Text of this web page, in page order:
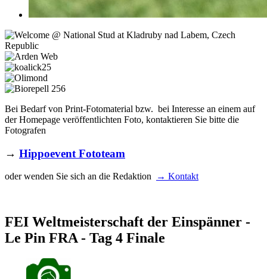
Bei Bedarf von Print-Fotomaterial bzw. bei Interesse an einem auf
der Homepage veröffentlichten Foto, kontaktieren Sie bitte die
Fotografen
→ Hippoevent Fototeam
oder wenden Sie sich an die Redaktion → Kontakt
FEI Weltmeisterschaft der Einspänner -
Le Pin FRA - Tag 4 Finale